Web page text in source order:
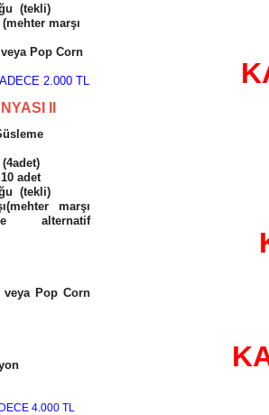
(tekli)
(mehter marşı
Pop Corn
2.000 TL
II
adet
(tekli)
marşı
alternatif
veya Pop Corn
4.000 TL